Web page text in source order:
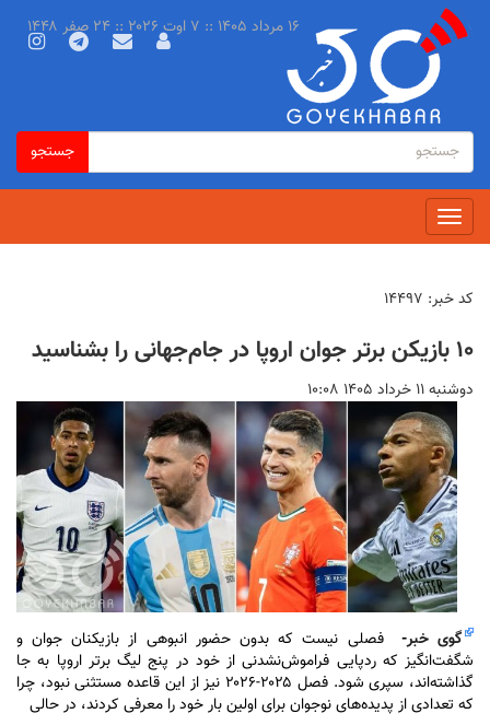
فرم
جستجو
جستجو
جستجو
Toggle
navigation
۱۶ مرداد ۱۴۰۵ :: ۷ اوت ۲۰۲۶ :: ۲۴ صفر ۱۴۴۸
کد خبر: ۱۴۴۹۷
۱۰ بازیکن برتر جوان اروپا در جام‌جهانی را بشناسید
دوشنبه ۱۱ خرداد ۱۴۰۵ ۱۰:۰۸
گوی خبر-فصلی نیست که بدون حضور انبوهی از بازیکنان جوان و
شگفت‌انگیز که ردپایی فراموش‌نشدنی از خود در پنج لیگ برتر اروپا به جا
گذاشته‌اند، سپری شود. فصل ۲۰۲۵-۲۰۲۶ نیز از این قاعده مستثنی نبود، چرا
که تعدادی از پدیده‌های نوجوان برای اولین بار خود را معرفی کردند، در حالی